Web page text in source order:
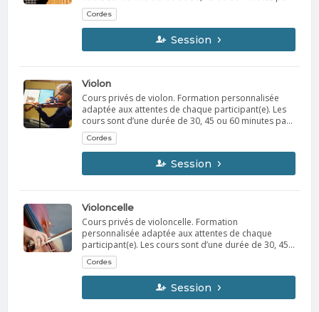
semaine. Le professeur vous contactera la semaine
précédant le début des cours afin d’établir l’horaire
avec vous. Possibilité de location d’instrument.
Cordes
Session
Violon
Cours privés de violon. Formation personnalisée
adaptée aux attentes de chaque participant(e). Les
cours sont d’une durée de 30, 45 ou 60 minutes par
semaine. Le professeur vous contactera la semaine
précédant le début des cours afin d’établir l’horaire
avec vous. Possibilité de location d’instrument.
Cordes
Session
Violoncelle
Cours privés de violoncelle. Formation
personnalisée adaptée aux attentes de chaque
participant(e). Les cours sont d’une durée de 30, 45
ou 60 minutes par semaine. Le professeur vous
contactera la semaine précédant le début des cours
afin d’établir l’horaire avec vous. Possibilité de
location d’instrument.
Cordes
Session